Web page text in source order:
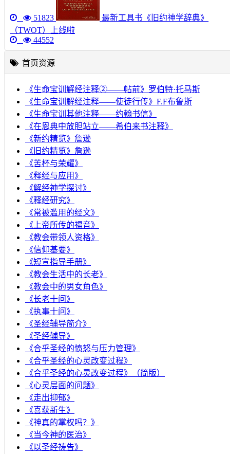
51823
最新工具书《旧约神学辞典》
（TWOT）上线啦
44552
首页资源
《生命宝训解经注释②——帖前》罗伯特·托马斯
《生命宝训解经注释——使徒行传》F.F布鲁斯
《生命宝训其他注释——约翰书信》
《在恩典中放胆站立——希伯来书注释》
《新约精览》詹逊
《旧约精览》詹逊
《苦杯与荣耀》
《释经与应用》
《解经神学探讨》
《释经研究》
《常被滥用的经文》
《上帝所传的福音》
《教会带领人资格》
《信仰基要》
《短宣指导手册》
《教会生活中的长老》
《教会中的男女角色》
《长老十问》
《执事十问》
《圣经辅导简介》
《圣经辅导》
​《合乎圣经的愤怒与压力管理》
《合乎圣经的心灵改变过程》
《合乎圣经的心灵改变过程》（简版）
《心灵层面的问题》
《走出抑郁》
《喜获新生》
《神真的掌权吗？》
《当今神的医治》
《以圣经祷告》